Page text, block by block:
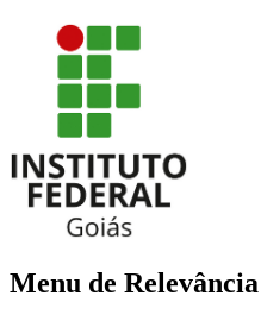
Menu de Relevância